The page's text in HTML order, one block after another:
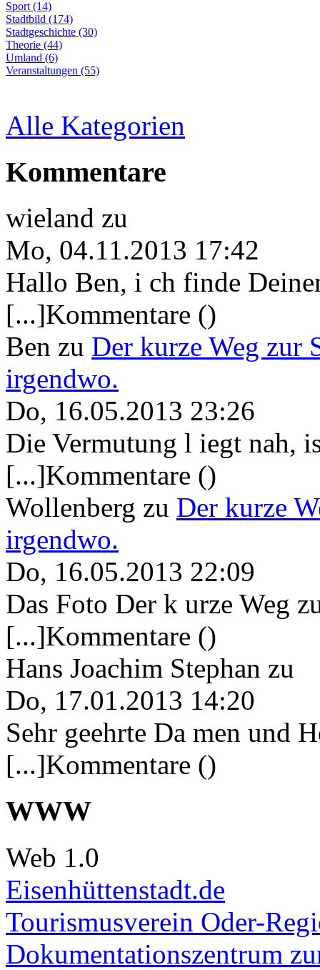
Sport (14)
Stadtbild (174)
Stadtgeschichte (30)
Theorie (44)
Umland (6)
Veranstaltungen (55)
Alle Kategorien
Kommentare
wieland zu
Mo, 04.11.2013 17:42
Hallo Ben, i ch finde
[...]Kommentare ()
Ben zu Der kurze Weg zur
irgendwo.
Do, 16.05.2013 23:26
Die Vermutung l iegt nah,
[...]Kommentare ()
Wollenberg zu Der kurze
irgendwo.
Do, 16.05.2013 22:09
Das Foto Der k urze Weg
[...]Kommentare ()
Hans Joachim Stephan zu
Do, 17.01.2013 14:20
Sehr geehrte Da men und
[...]Kommentare ()
WWW
Web 1.0
Eisenhüttenstadt.de
Tourismusverein Oder-
Dokumentationszentrum